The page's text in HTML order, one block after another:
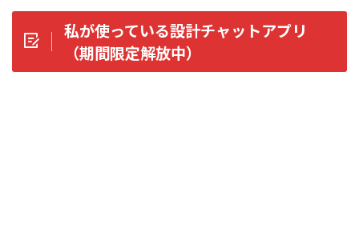
私が使っている設計チャットアプリ
（期間限定解放中）